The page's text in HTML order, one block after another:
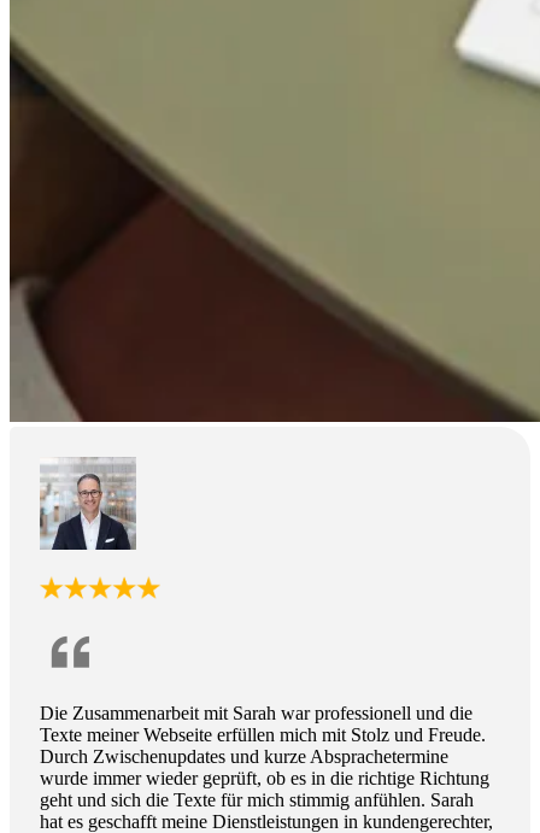
Die Zusammenarbeit mit Sarah war professionell und die
Texte meiner Webseite erfüllen mich mit Stolz und Freude.
Durch Zwischenupdates und kurze Absprachetermine
wurde immer wieder geprüft, ob es in die richtige Richtung
geht und sich die Texte für mich stimmig anfühlen. Sarah
hat es geschafft meine Dienstleistungen in kundengerechter,